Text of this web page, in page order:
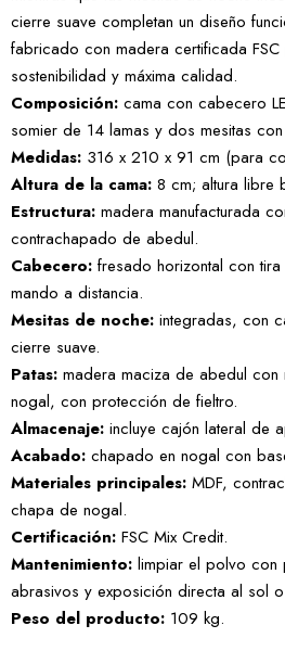
cierre suave completan un diseño
fabricado con madera certificada
sostenibilidad y máxima calidad.
Composición: cama con cabecero
somier de 14 lamas y dos mesitas
Medidas: 316 x 210 x 91 cm (para
Altura de la cama: 8 cm; altura libre
Estructura: madera manufacturada
contrachapado de abedul.
Cabecero: fresado horizontal con
mando a distancia.
Mesitas de noche: integradas, con
cierre suave.
Patas: madera maciza de abedul
nogal, con protección de fieltro.
Almacenaje: incluye cajón lateral de
Acabado: chapado en nogal con
Materiales principales: MDF,
chapa de nogal.
Certificación: FSC Mix Credit.
Mantenimiento: limpiar el polvo con
abrasivos y exposición directa al sol
Peso del producto: 109 kg.